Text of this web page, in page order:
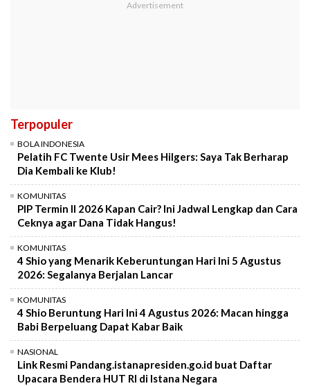
Terpopuler
BOLA INDONESIA
Pelatih FC Twente Usir Mees Hilgers: Saya Tak Berharap
Dia Kembali ke Klub!
KOMUNITAS
PIP Termin II 2026 Kapan Cair? Ini Jadwal Lengkap dan Cara
Ceknya agar Dana Tidak Hangus!
KOMUNITAS
4 Shio yang Menarik Keberuntungan Hari Ini 5 Agustus
2026: Segalanya Berjalan Lancar
KOMUNITAS
4 Shio Beruntung Hari Ini 4 Agustus 2026: Macan hingga
Babi Berpeluang Dapat Kabar Baik
NASIONAL
Link Resmi Pandang.istanapresiden.go.id buat Daftar
Upacara Bendera HUT RI di Istana Negara